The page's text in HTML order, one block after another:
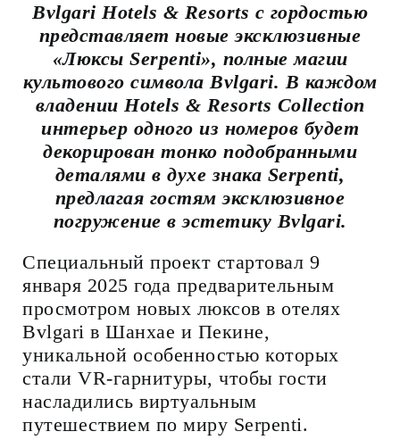
Bvlgari Hotels & Resorts с гордостью
представляет новые эксклюзивные
«Люксы Serpenti», полные магии
культового символа Bvlgari. В каждом
владении Hotels & Resorts Collection
интерьер одного из номеров будет
декорирован тонко подобранными
деталями в духе знака Serpenti,
предлагая гостям эксклюзивное
погружение в эстетику Bvlgari.
Специальный проект стартовал 9
января 2025 года предварительным
просмотром новых люксов в отелях
Bvlgari в Шанхае и Пекине,
уникальной особенностью которых
стали VR-гарнитуры, чтобы гости
насладились виртуальным
путешествием по миру Serpenti.